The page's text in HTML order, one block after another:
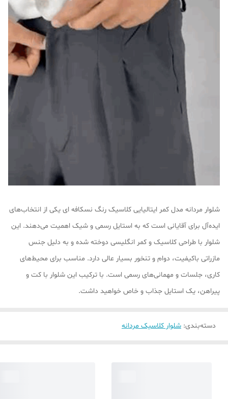
شلوار مردانه مدل کمر ایتالیایی کلاسیک رنگ نسکافه ای یکی از انتخاب‌های
ایده‌آل برای آقایانی است که به استایل رسمی و شیک اهمیت می‌دهند. این
شلوار با طراحی کلاسیک و کمر انگلیسی دوخته شده و به دلیل جنس
مازراتی باکیفیت، دوام و تنخور بسیار عالی دارد. مناسب برای محیط‌های
کاری، جلسات و مهمانی‌های رسمی است. با ترکیب این شلوار با کت و
پیراهن، یک استایل جذاب و خاص خواهید داشت.
دسته‌بندی: شلوار کلاسیک مردانه